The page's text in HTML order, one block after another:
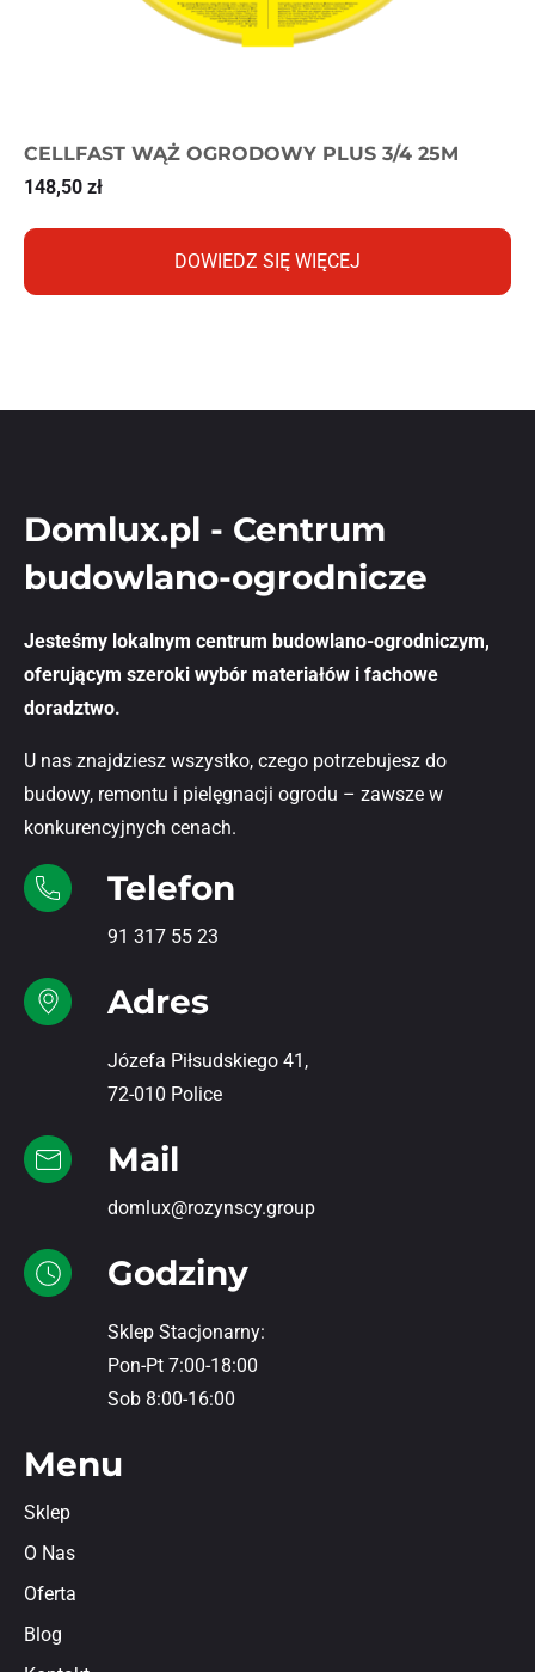
CELLFAST WĄŻ OGRODOWY PLUS 3/4 25M
148,50 zł
DOWIEDZ SIĘ WIĘCEJ
Domlux.pl - Centrum
budowlano-ogrodnicze
Jesteśmy lokalnym centrum budowlano-ogrodniczym,
oferującym szeroki wybór materiałów i fachowe
doradztwo.
U nas znajdziesz wszystko, czego potrzebujesz do
budowy, remontu i pielęgnacji ogrodu – zawsze w
konkurencyjnych cenach.
Telefon
91 317 55 23
Adres
Józefa Piłsudskiego 41,
72-010 Police
Mail
domlux@rozynscy.group
Godziny
Sklep Stacjonarny:
Pon-Pt 7:00-18:00
Sob 8:00-16:00
Menu
Sklep
O Nas
Oferta
Blog